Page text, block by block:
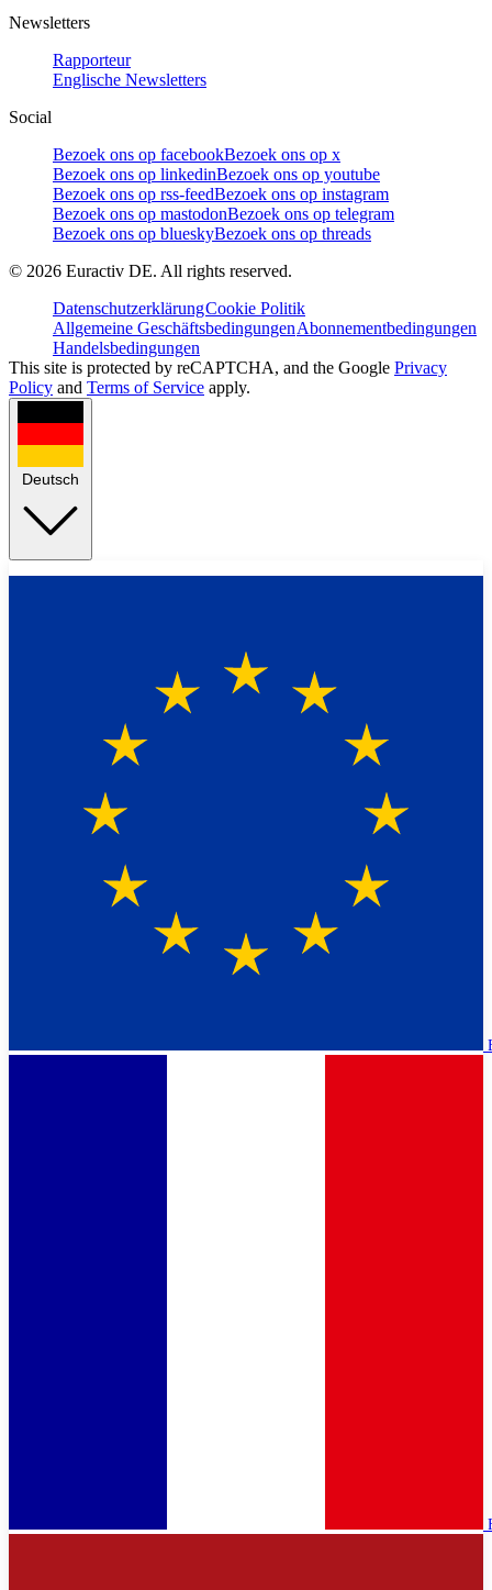
Newsletters
Rapporteur
Englische Newsletters
Social
Bezoek ons op facebookBezoek ons op x
Bezoek ons op linkedinBezoek ons op youtube
Bezoek ons op rss-feedBezoek ons op instagram
Bezoek ons op mastodonBezoek ons op telegram
Bezoek ons op blueskyBezoek ons op threads
© 2026 Euractiv DE. All rights reserved.
DatenschutzerklärungCookie Politik
Allgemeine GeschäftsbedingungenAbonnementbedingungen
Handelsbedingungen
This site is protected by reCAPTCHA, and the Google Privacy
Policy and Terms of Service apply.
Deutsch